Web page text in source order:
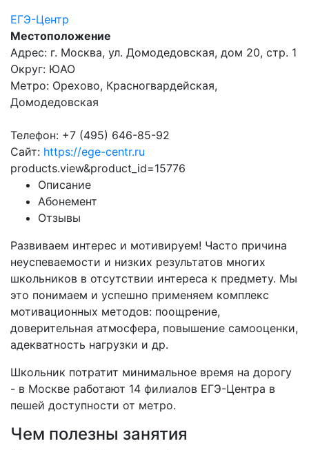
ЕГЭ-Центр
Местоположение
Адрес: г. Москва, ул. Домодедовская, дом 20, стр. 1
Округ: ЮАО
Метро: Орехово, Красногвардейская,
Домодедовская
Телефон: +7 (495) 646-85-92
Сайт: https://ege-centr.ru
products.view&product_id=15776
Описание
Абонемент
Отзывы
Развиваем интерес и мотивируем! Часто причина
неуспеваемости и низких результатов многих
школьников в отсутствии интереса к предмету. Мы
это понимаем и успешно применяем комплекс
мотивационных методов: поощрение,
доверительная атмосфера, повышение самооценки,
адекватность нагрузки и др.
Школьник потратит минимальное время на дорогу
- в Москве работают 14 филиалов ЕГЭ-Центра в
пешей доступности от метро.
Чем полезны занятия